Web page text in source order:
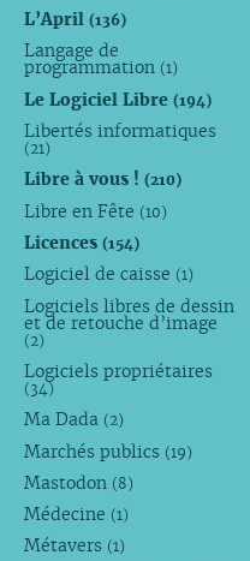
L’April (136)
Langage de
programmation (1)
Le Logiciel Libre (194)
Libertés informatiques
(21)
Libre à vous ! (210)
Libre en Fête (10)
Licences (154)
Logiciel de caisse (1)
Logiciels libres de dessin
et de retouche d’image
(2)
Logiciels propriétaires
(34)
Ma Dada (2)
Marchés publics (19)
Mastodon (8)
Médecine (1)
Métavers (1)